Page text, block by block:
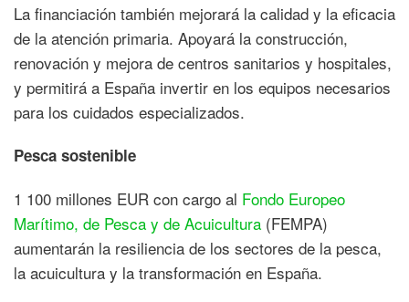
La financiación también mejorará la calidad y la eficacia
de la atención primaria. Apoyará la construcción,
renovación y mejora de centros sanitarios y hospitales,
y permitirá a España invertir en los equipos necesarios
para los cuidados especializados.
Pesca sostenible
1 100 millones EUR con cargo al Fondo Europeo
Marítimo, de Pesca y de Acuicultura (FEMPA)
aumentarán la resiliencia de los sectores de la pesca,
la acuicultura y la transformación en España.